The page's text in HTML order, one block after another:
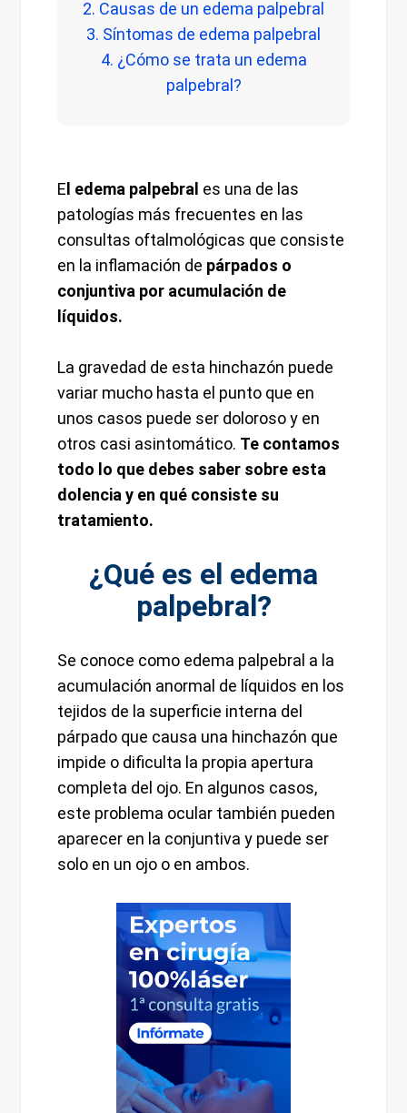
2. Causas de un edema palpebral
3. Síntomas de edema palpebral
4. ¿Cómo se trata un edema
palpebral?
E l edema palpebral es una de las
patologías más frecuentes en las
consultas oftalmológicas que consiste
en la inflamación de párpados o
conjuntiva por acumulación de
líquidos.
La gravedad de esta hinchazón puede
variar mucho hasta el punto que en
unos casos puede ser doloroso y en
otros casi asintomático. Te contamos
todo lo que debes saber sobre esta
dolencia y en qué consiste su
tratamiento.
¿Qué es el edema
palpebral?
Se conoce como edema palpebral a la
acumulación anormal de líquidos en los
tejidos de la superficie interna del
párpado que causa una hinchazón que
impide o dificulta la propia apertura
completa del ojo. En algunos casos,
este problema ocular también pueden
aparecer en la conjuntiva y puede ser
solo en un ojo o en ambos.